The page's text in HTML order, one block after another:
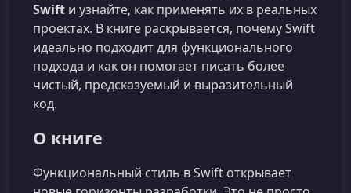
Swift и узнайте, как применять их в реальных
проектах. В книге раскрывается, почему Swift
идеально подходит для функционального
подхода и как он помогает писать более
чистый, предсказуемый и выразительный
код.
О книге
Функциональный стиль в Swift открывает